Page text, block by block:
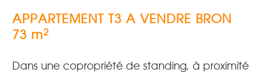
APPARTEMENT T3 A VENDRE BRON
73 m2
Dans une copropriété de standing, à proximité